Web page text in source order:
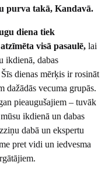
purva takā, Kandavā.
diena tiek
visā pasaulē,lai
ikdienā, dabas
dienas mērķis ir rosināt
dažādās vecuma grupās.
pieaugušajiem – tuvāk
ikdienā un dabas
dabā un ekspertu
pret vidi un iedvesma